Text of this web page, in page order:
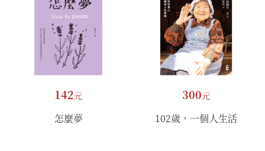
142元
怎麼夢
300元
102歲，一個人生活